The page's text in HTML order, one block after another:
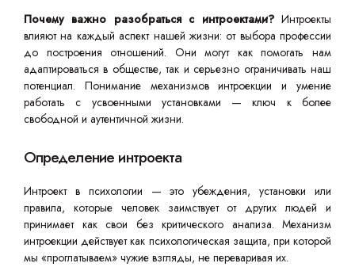
Почему важно разобраться с интроектами?Интроекты
влияют на каждый аспект нашей жизни: от выбора профессии
до построения отношений. Они могут как помогать нам
адаптироваться в обществе, так и серьезно ограничивать наш
потенциал. Понимание механизмов интроекции и умение
работать с усвоенными установками — ключ к более
свободной и аутентичной жизни.
Определение интроекта
Интроект в психологии — это убеждения, установки или
правила, которые человек заимствует от других людей и
принимает как свои без критического анализа. Механизм
интроекции действует как психологическая защита, при которой
мы «проглатываем» чужие взгляды, не переваривая их.